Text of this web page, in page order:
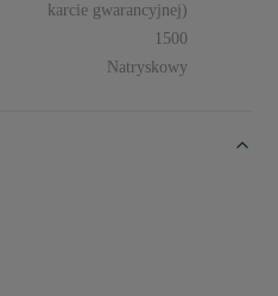
karcie gwarancyjnej)
1500
Natryskowy